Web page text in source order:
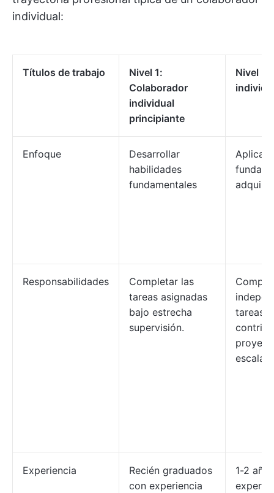
individual:
Títulos de trabajo
Nivel 1:
Colaborador
individual
principiante
Nivel 2:
Enfoque
Desarrollar
habilidades
fundamentales
Aplicar
adquirir
Responsabilidades
Completar las
tareas asignadas
bajo estrecha
supervisión.
tareas
escala.
Experiencia
Recién graduados
con experiencia
1-2